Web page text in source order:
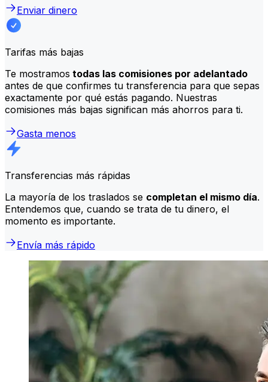
Enviar dinero
Tarifas más bajas
Te mostramos todas las comisiones por adelantado
antes de que confirmes tu transferencia para que sepas
exactamente por qué estás pagando. Nuestras
comisiones más bajas significan más ahorros para ti.
Gasta menos
Transferencias más rápidas
La mayoría de los traslados se completan el mismo día.
Entendemos que, cuando se trata de tu dinero, el
momento es importante.
Envía más rápido